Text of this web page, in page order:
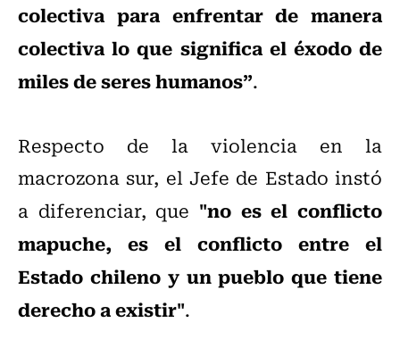
colectiva para enfrentar de manera
colectiva lo que significa el éxodo de
miles de seres humanos”.
Respecto de la violencia en la
macrozona sur, el Jefe de Estado instó
a diferenciar, que "no es el conflicto
mapuche, es el conflicto entre el
Estado chileno y un pueblo que tiene
derecho a existir".